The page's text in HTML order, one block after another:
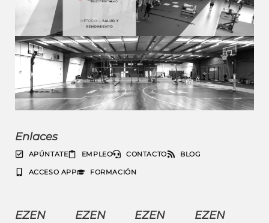
Enlaces
APÚNTATE EMPLEO CONTACTO BLOG
ACCESO APP FORMACIÓN
EZEN
EZEN
EZEN
EZEN